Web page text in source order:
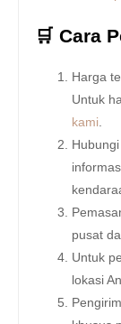
🛒 Cara
Harga
Untuk
kami
pusat
Untuk
lokasi